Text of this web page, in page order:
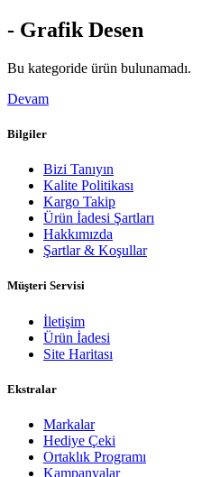
- Grafik Desen
Bu kategoride ürün bulunamadı.
Devam
Bilgiler
Bizi Tanıyın
Kalite Politikası
Kargo Takip
Ürün İadesi Şartları
Hakkımızda
Şartlar & Koşullar
Müşteri Servisi
İletişim
Ürün İadesi
Site Haritası
Ekstralar
Markalar
Hediye Çeki
Ortaklık Programı
Kampanyalar